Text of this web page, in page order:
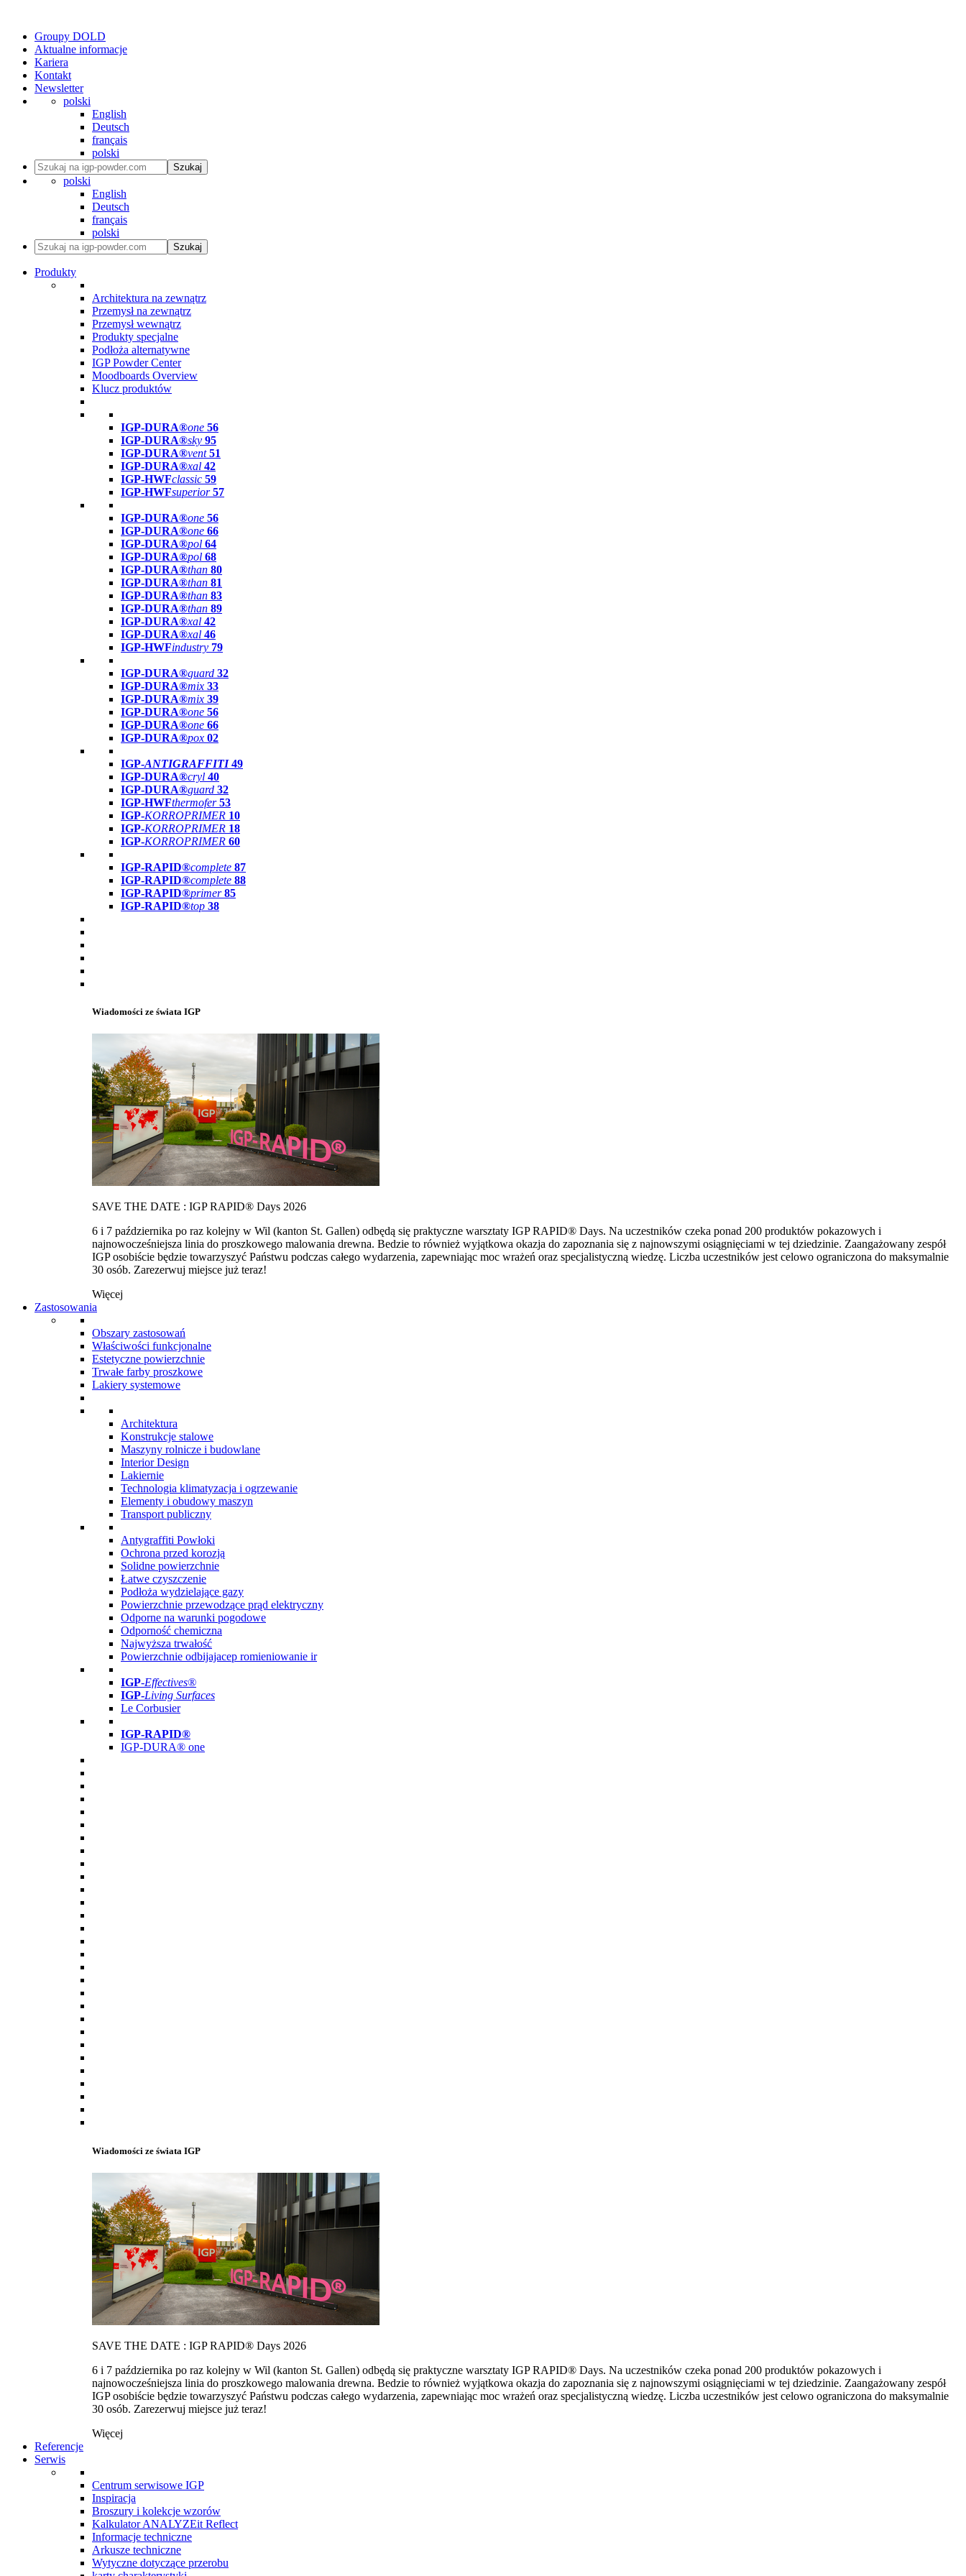
Groupy DOLD
Aktualne informacje
Kariera
Kontakt
Newsletter
polski
English
Deutsch
français
polski
Szukaj
polski
English
Deutsch
français
polski
Szukaj
Produkty
Architektura na zewnątrz
Przemysł na zewnątrz
Przemysł wewnątrz
Produkty specjalne
Podłoża alternatywne
IGP Powder Center
Moodboards Overview
Klucz produktów
IGP-DURA®one 56
IGP-DURA®sky 95
IGP-DURA®vent 51
IGP-DURA®xal 42
IGP-HWFclassic 59
IGP-HWFsuperior 57
IGP-DURA®one 56
IGP-DURA®one 66
IGP-DURA®pol 64
IGP-DURA®pol 68
IGP-DURA®than 80
IGP-DURA®than 81
IGP-DURA®than 83
IGP-DURA®than 89
IGP-DURA®xal 42
IGP-DURA®xal 46
IGP-HWFindustry 79
IGP-DURA®guard 32
IGP-DURA®mix 33
IGP-DURA®mix 39
IGP-DURA®one 56
IGP-DURA®one 66
IGP-DURA®pox 02
IGP-ANTIGRAFFITI49
IGP-DURA®cryl 40
IGP-DURA®guard 32
IGP-HWFthermofer 53
IGP-KORROPRIMER 10
IGP-KORROPRIMER 18
IGP-KORROPRIMER 60
IGP-RAPID®complete 87
IGP-RAPID®complete 88
IGP-RAPID®primer 85
IGP-RAPID®top 38
Wiadomości ze świata IGP
SAVE THE DATE : IGP RAPID® Days 2026
6 i 7 października po raz kolejny w Wil (kanton St. Gallen) odbędą się praktyczne warsztaty IGP RAPID® Days. Na uczestników czeka ponad 200 produktów pokazowych i
najnowocześniejsza linia do proszkowego malowania drewna. Bedzie to również wyjątkowa okazja do zapoznania się z najnowszymi osiągnięciami w tej dziedzinie. Zaangażowany zespół
IGP osobiście będzie towarzyszyć Państwu podczas całego wydarzenia, zapewniając moc wrażeń oraz specjalistyczną wiedzę. Liczba uczestników jest celowo ograniczona do maksymalnie
30 osób. Zarezerwuj miejsce już teraz!
Więcej
Zastosowania
Obszary zastosowań
Właściwości funkcjonalne
Estetyczne powierzchnie
Trwałe farby proszkowe
Lakiery systemowe
Architektura
Konstrukcje stalowe
Maszyny rolnicze i budowlane
Interior Design
Lakiernie
Technologia klimatyzacja i ogrzewanie
Elementy i obudowy maszyn
Transport publiczny
Antygraffiti Powłoki
Ochrona przed korozją
Solidne powierzchnie
Łatwe czyszczenie
Podłoża wydzielające gazy
Powierzchnie przewodzące prąd elektryczny
Odporne na warunki pogodowe
Odporność chemiczna
Najwyższa trwałość
Powierzchnie odbijajacep romieniowanie ir
IGP-Effectives®
IGP-Living Surfaces
Le Corbusier
IGP-RAPID®
IGP-DURA® one
Wiadomości ze świata IGP
SAVE THE DATE : IGP RAPID® Days 2026
6 i 7 października po raz kolejny w Wil (kanton St. Gallen) odbędą się praktyczne warsztaty IGP RAPID® Days. Na uczestników czeka ponad 200 produktów pokazowych i
najnowocześniejsza linia do proszkowego malowania drewna. Bedzie to również wyjątkowa okazja do zapoznania się z najnowszymi osiągnięciami w tej dziedzinie. Zaangażowany zespół
IGP osobiście będzie towarzyszyć Państwu podczas całego wydarzenia, zapewniając moc wrażeń oraz specjalistyczną wiedzę. Liczba uczestników jest celowo ograniczona do maksymalnie
30 osób. Zarezerwuj miejsce już teraz!
Więcej
Referencje
Serwis
Centrum serwisowe IGP
Inspiracja
Broszury i kolekcje wzorów
Kalkulator ANALYZEit Reflect
Informacje techniczne
Arkusze techniczne
Wytyczne dotyczące przerobu